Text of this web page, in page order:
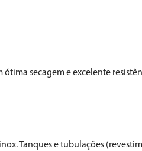
secagem e excelente
Tanques e tubulações